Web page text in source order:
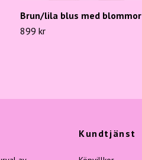
Brun/lila blus med blommor
899 kr
Kundtjänst